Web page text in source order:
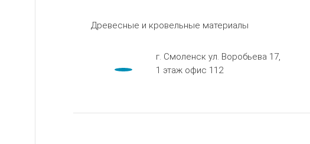
Древесные и кровельные материалы
г. Смоленск ул. Воробьева 17,
1 этаж офис 112